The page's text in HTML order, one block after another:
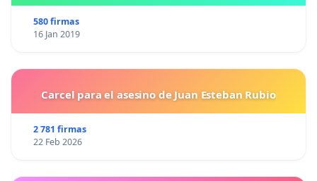
580 firmas
16 Jan 2019
Carcel para el asesino de Juan Esteban Rubio
2 781 firmas
22 Feb 2026